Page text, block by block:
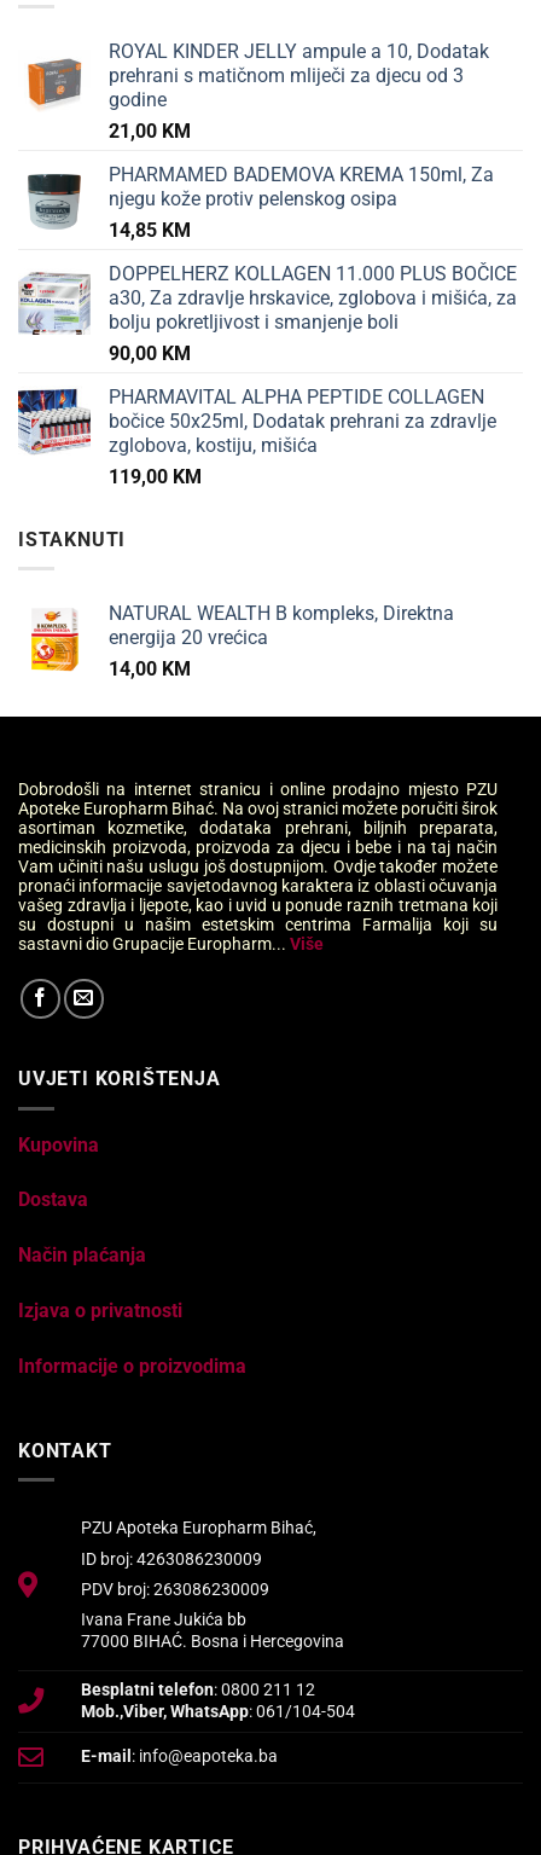
ROYAL KINDER JELLY ampule a 10, Dodatak
prehrani s matičnom mliječi za djecu od 3
godine
21,00 KM
PHARMAMED BADEMOVA KREMA 150ml, Za
njegu kože protiv pelenskog osipa
14,85 KM
DOPPELHERZ KOLLAGEN 11.000 PLUS BOČICE
a30, Za zdravlje hrskavice, zglobova i mišića, za
bolju pokretljivost i smanjenje boli
90,00 KM
PHARMAVITAL ALPHA PEPTIDE COLLAGEN
bočice 50x25ml, Dodatak prehrani za zdravlje
zglobova, kostiju, mišića
119,00 KM
ISTAKNUTI
NATURAL WEALTH B kompleks, Direktna
energija 20 vrećica
14,00 KM
Dobrodošli na internet stranicu i online prodajno mjesto PZU
Apoteke Europharm Bihać. Na ovoj stranici možete poručiti širok
asortiman kozmetike, dodataka prehrani, biljnih preparata,
medicinskih proizvoda, proizvoda za djecu i bebe i na taj način
Vam učiniti našu uslugu još dostupnijom. Ovdje također možete
pronaći informacije savjetodavnog karaktera iz oblasti očuvanja
vašeg zdravlja i ljepote, kao i uvid u ponude raznih tretmana koji
su dostupni u našim estetskim centrima Farmalija koji su
sastavni dio Grupacije Europharm... Više
UVJETI KORIŠTENJA
Kupovina
Dostava
Način plaćanja
Izjava o privatnosti
Informacije o proizvodima
KONTAKT
PZU Apoteka Europharm Bihać,
ID broj: 4263086230009
PDV broj: 263086230009
Ivana Frane Jukića bb
77000 BIHAĆ. Bosna i Hercegovina
Besplatni telefon: 0800 211 12
Mob.,Viber, WhatsApp: 061/104-504
E-mail : info@eapoteka.ba
PRIHVAĆENE KARTICE